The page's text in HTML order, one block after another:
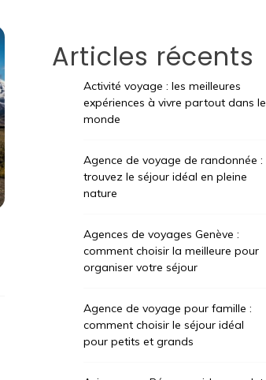
Articles récents
Activité voyage : les meilleures
expériences à vivre partout dans le
monde
Agence de voyage de randonnée :
trouvez le séjour idéal en pleine
nature
Agences de voyages Genève :
comment choisir la meilleure pour
organiser votre séjour
Agence de voyage pour famille :
comment choisir le séjour idéal
pour petits et grands